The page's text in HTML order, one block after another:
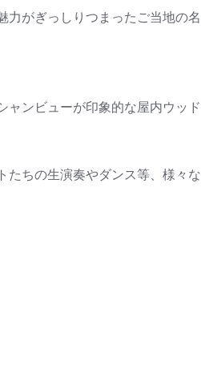
力がぎっしりつまったご当地の名
ャンビューが印象的な屋内ウッド
たちの生演奏やダンス等、様々な